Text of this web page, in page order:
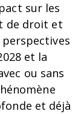
sur les
de droit et
perspectives
et la
ou sans
et déjà